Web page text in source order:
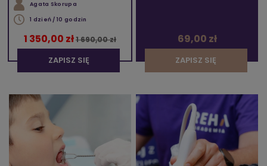
Agata Skorupa
1 dzień / 10 godzin
1 350,00 zł1 690,00 zł
ZAPISZ SIĘ
69,00 zł
ZAPISZ SIĘ